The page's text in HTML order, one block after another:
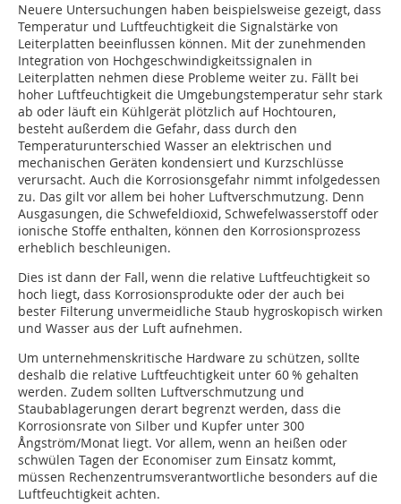
Neuere Untersuchungen haben beispielsweise gezeigt, dass
Temperatur und Luftfeuchtigkeit die Signalstärke von
Leiterplatten beeinflussen können. Mit der zunehmenden
Integration von Hochgeschwindigkeitssignalen in
Leiterplatten nehmen diese Probleme weiter zu. Fällt bei
hoher Luftfeuchtigkeit die Umgebungstemperatur sehr stark
ab oder läuft ein Kühlgerät plötzlich auf Hochtouren,
besteht außerdem die Gefahr, dass durch den
Temperaturunterschied Wasser an elektrischen und
mechanischen Geräten kondensiert und Kurzschlüsse
verursacht. Auch die Korrosionsgefahr nimmt infolgedessen
zu. Das gilt vor allem bei hoher Luftverschmutzung. Denn
Ausgasungen, die Schwefeldioxid, Schwefelwasserstoff oder
ionische Stoffe enthalten, können den Korrosionsprozess
erheblich beschleunigen.
Dies ist dann der Fall, wenn die relative Luftfeuchtigkeit so
hoch liegt, dass Korrosionsprodukte oder der auch bei
bester Filterung unvermeidliche Staub hygroskopisch wirken
und Wasser aus der Luft aufnehmen.
Um unternehmenskritische Hardware zu schützen, sollte
deshalb die relative Luftfeuchtigkeit unter 60 % gehalten
werden. Zudem sollten Luftverschmutzung und
Staubablagerungen derart begrenzt werden, dass die
Korrosionsrate von Silber und Kupfer unter 300
Ångström/Monat liegt. Vor allem, wenn an heißen oder
schwülen Tagen der Economiser zum Einsatz kommt,
müssen Rechenzentrumsverantwortliche besonders auf die
Luftfeuchtigkeit achten.